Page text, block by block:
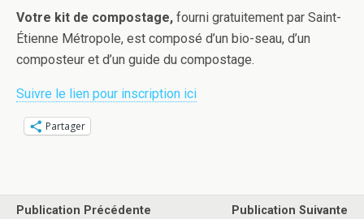
Votre kit de compostage, fourni gratuitement par Saint-
Étienne Métropole, est composé d’un bio-seau, d’un
composteur et d’un guide du compostage.
Suivre le lien pour inscription ici
Partager
Publication Précédente Publication Suivante